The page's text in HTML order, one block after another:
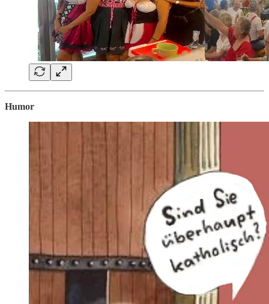
Humor